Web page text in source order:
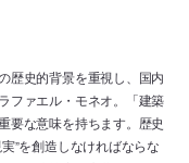
歴史的背景を重視し、国内
ファエル・モネオ。「建築
要な意味を持ちます。歴史
”を創造しなければならな